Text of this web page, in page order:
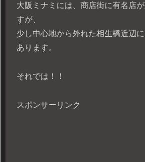
大阪ミナミには、商店街に有名店
すが、
少し中心地から外れた相生橋近辺
あります。
それでは！！
スポンサーリンク